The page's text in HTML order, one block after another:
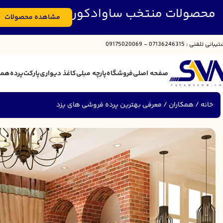
تیبانی تلفنی : 07136246315 - 09175020069
صفحه اصلیفروشگاهپارچه مبلیکاغذ دیواریپارکتپرده
خانه همکاران معرفی بهترین پرده فروشی های یزد
محصولات منتخب ساوادکور مشاهده محصولات